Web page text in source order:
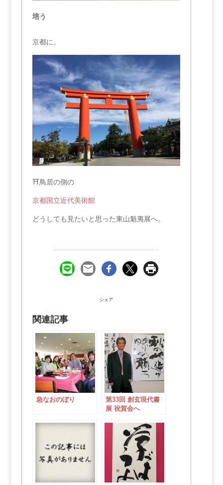
培う
京都に。
⛩鳥居の側の
京都国立近代美術館
どうしても見たいと思った東山魁夷展へ。
シェア
関連記事
急なおのぼり
第33回 創玄現代書
展 祝賀会へ